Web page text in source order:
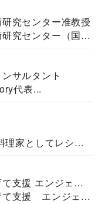
究センター准教授
究センター（国際
サルタント
代表...
家としてレシピ
支援 エンジェル
て支援 エンジェル